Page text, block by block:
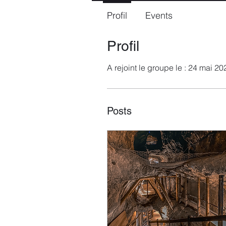
Profil
A rejoint le groupe le : 24 mai
Posts
Profil Events